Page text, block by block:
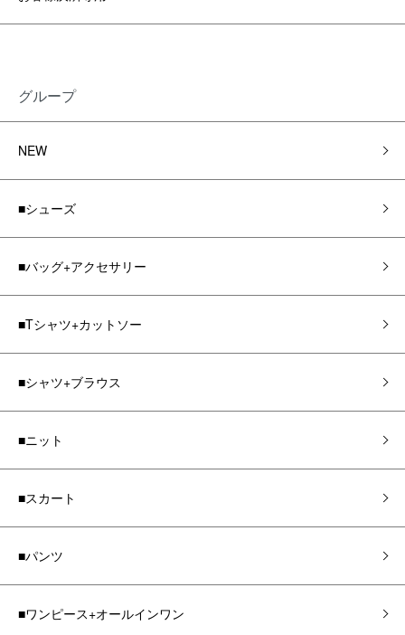
グループ
NEW
■シューズ
■バッグ+アクセサリー
■Tシャツ+カットソー
■シャツ+ブラウス
■ニット
■スカート
■パンツ
■ワンピース+オールインワン